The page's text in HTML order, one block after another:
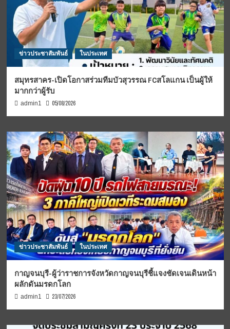
ข่าวประชาสัมพันธ์ ในประเทศ
สมุทรสาคร-เปิดโอกาสร่วมทีมบัวสุวรรณ FCสโลแกน เป็นผู้ให้
มากกว่าผู้รับ
admin1 05/08/2026
ข่าวประชาสัมพันธ์ ในประเทศ
กาญจนบุรี-ผู้ว่าราชการจังหวัดกาญจนบุรีชี้แจงชัดเจนเดินหน้า
ผลักดันมรดกโลก
admin1 23/07/2026